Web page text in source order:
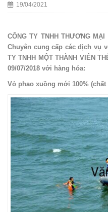
19/04/2021
CÔNG TY TNHH THƯƠNG
Chuyên cung cấp các dịch vụ
TY TNHH MỘT THÀNH VIÊN
09/07/2018 với hàng hóa:
Vỏ phao xuồng mới 100% (chất